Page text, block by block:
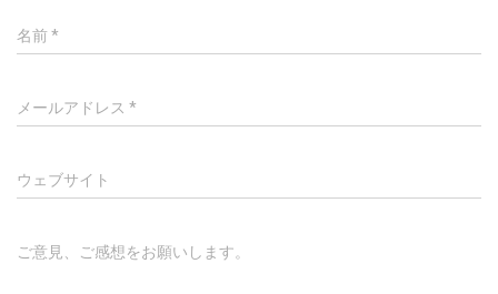
名前*
メールアドレス *
ウェブサイト
ご意見、ご感想をお願いします。